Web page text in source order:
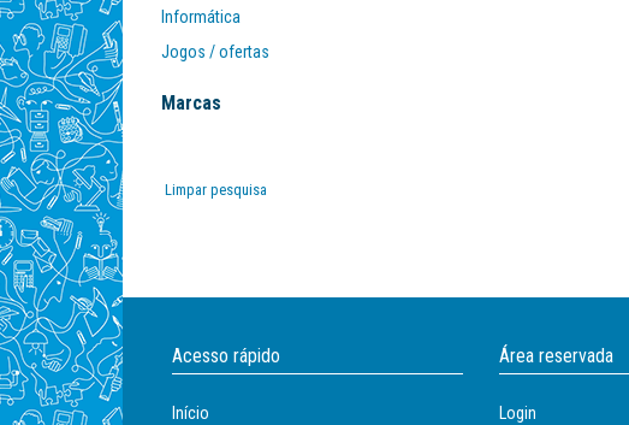
Informática
Jogos / ofertas
Papelarte
Marcas
Limpar pesquisa
Acesso rápido
Início
Área reservada
Login